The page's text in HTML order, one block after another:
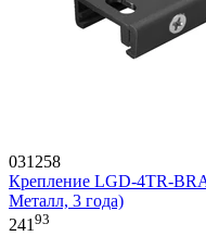
031258
Крепление LGD-4TR-
Металл, 3 года)
24193